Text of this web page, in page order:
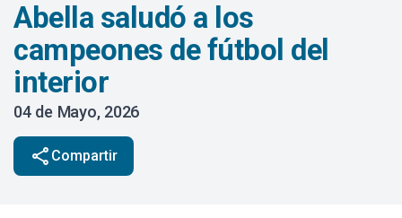
Abella saludó a los
campeones de fútbol del
interior
04 de Mayo, 2026
share Compartir